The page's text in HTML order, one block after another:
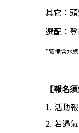
其它：
選配：
*裝備含水
【報名須
1. 活動
2. 若遇